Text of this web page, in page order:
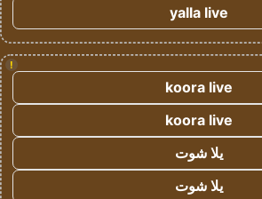
yalla live
!
koora live
koora live
يلا شوت
يلا شوت